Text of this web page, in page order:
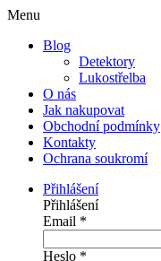
Menu
Blog
Detektory
Lukostřelba
O nás
Jak nakupovat
Obchodní podmínky
Kontakty
Ochrana soukromí
Přihlášení
Přihlášení
Email *
Heslo *